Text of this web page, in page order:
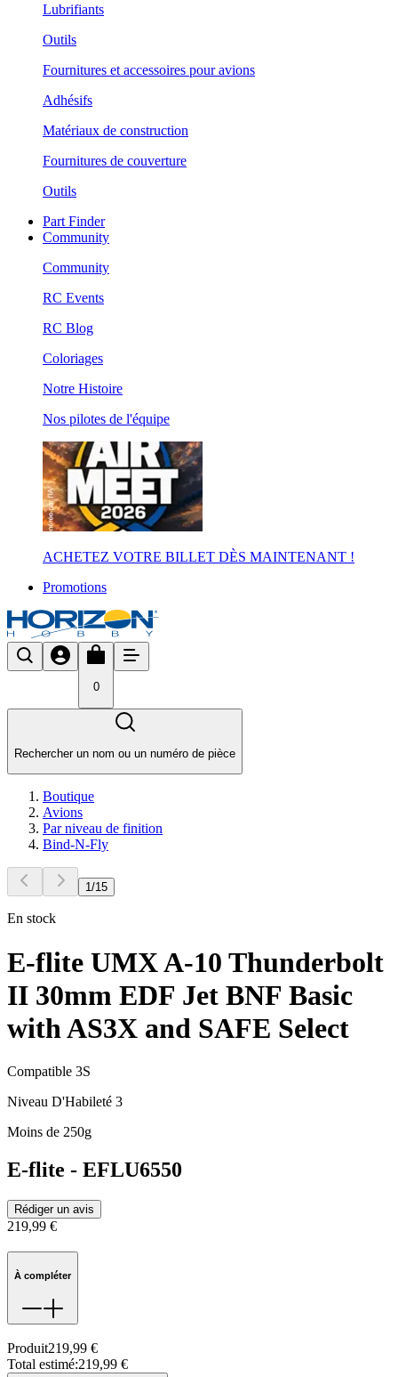
Lubrifiants
Outils
Fournitures et accessoires pour avions
Adhésifs
Matériaux de construction
Fournitures de couverture
Outils
Part Finder
Community
Community
RC Events
RC Blog
Coloriages
Notre Histoire
Nos pilotes de l'équipe
ACHETEZ VOTRE BILLET DÈS MAINTENANT !
Promotions
0
Rechercher un nom ou un numéro de pièce
Boutique
Avions
Par niveau de finition
Bind-N-Fly
1/15
En stock
E-flite UMX A-10 Thunderbolt
II 30mm EDF Jet BNF Basic
with AS3X and SAFE Select
Compatible 3S
Niveau D'Habileté 3
Moins de 250g
E-flite - EFLU6550
Rédiger un avis
219,99 €
À compléter
Produit219,99 €
Total estimé:219,99 €